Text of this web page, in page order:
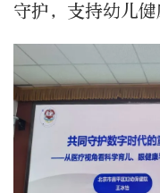
守护，支持幼儿健